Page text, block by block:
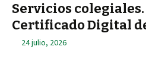
Servicios
Certificado Digital
24 julio, 2026